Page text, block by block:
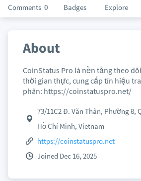
Comments 0 Badges Explore
About
CoinStatus Pro là nền tảng theo
thời gian thực, cung cấp tín hiệu
phân: https://coinstatuspro.net/
73/11C2 Đ. Văn Thân, Phường 8,
Hồ Chí Minh, Vietnam
https://coinstatuspro.net
Joined Dec 16, 2025